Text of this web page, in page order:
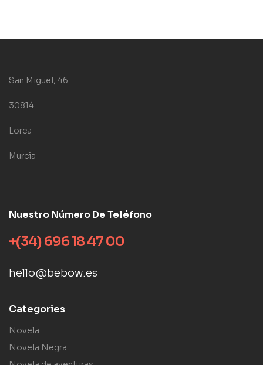
San Miguel, 46
30814
Lorca
Murcia
Nuestro Número De Teléfono
+(34) 696 18 47 00
hello@bebow.es
Categories
Novela
Novela Negra